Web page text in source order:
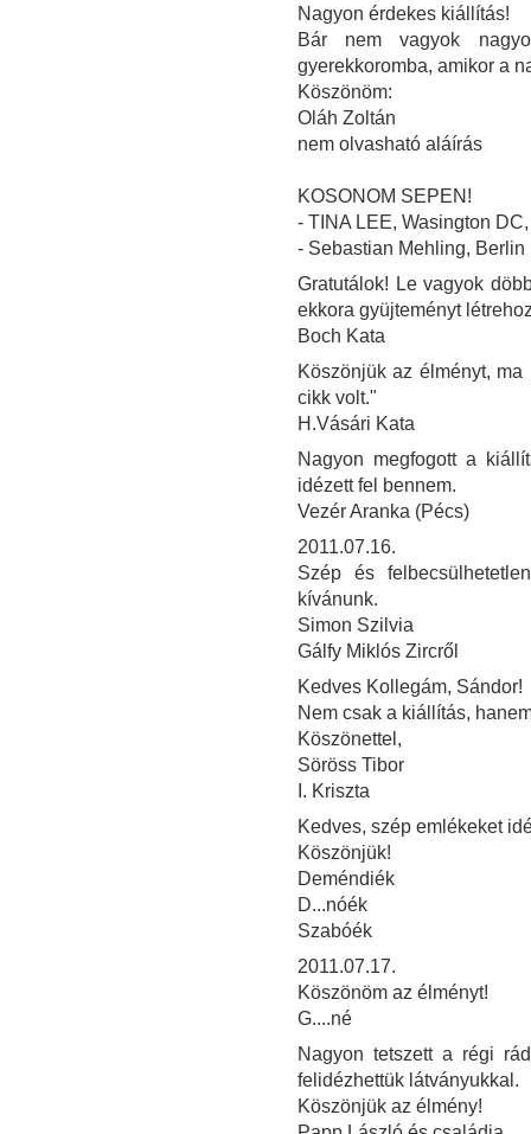
Nagyon érdekes kiállítás!
Bár nem vagyok
gyerekkoromba, amikor a
Köszönöm:
Oláh Zoltán
nem olvasható aláírás
KOSONOM SEPEN!
- TINA LEE, Wasington
- Sebastian Mehling, Berlin
Gratutálok! Le vagyok
ekkora gyüjteményt
Boch Kata
Köszönjük az élményt,
cikk volt."
H.Vásári Kata
Nagyon megfogott a
idézett fel bennem.
Vezér Aranka (Pécs)
2011.07.16.
Szép és
kívánunk.
Simon Szilvia
Gálfy Miklós Zircről
Kedves Kollegám, Sándor!
Nem csak a kiállítás,
Köszönettel,
Söröss Tibor
I. Kriszta
Kedves, szép emlékeket
Köszönjük!
Deméndiék
D...nóék
Szabóék
2011.07.17.
Köszönöm az élményt!
G....né
Nagyon tetszett a régi
felidézhettük látványukkal.
Köszönjük az élmény!